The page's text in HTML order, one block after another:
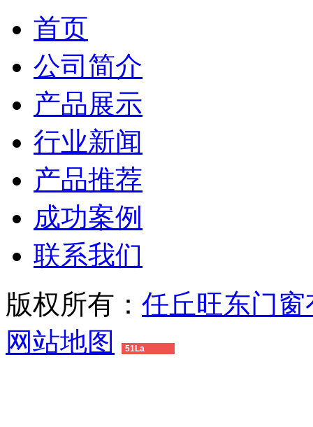
首页
公司简介
产品展示
行业新闻
产品推荐
成功案例
联系我们
版权所有： 任丘旺东门
网站地图
51La